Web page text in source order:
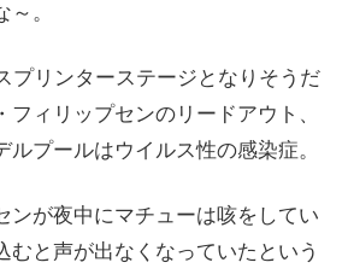
。
プリンターステージとなりそうだ
フィリップセンのリードアウト、
ルプールはウイルス性の感染症。
ンが夜中にマチューは咳をしてい
むと声が出なくなっていたという